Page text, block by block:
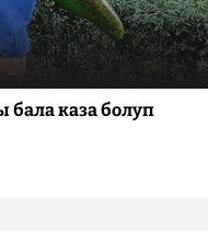
бала каза болуп